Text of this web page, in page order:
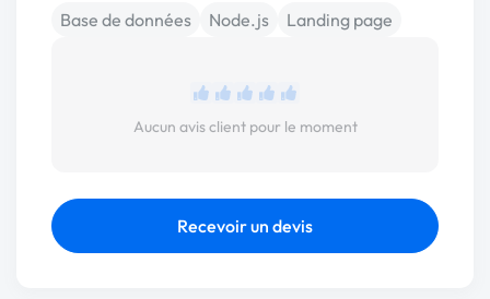
Base de données Node.js Landing page
Aucun avis client pour le moment
Recevoir un devis